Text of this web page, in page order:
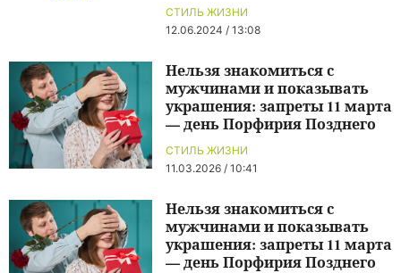
СТИЛЬ ЖИЗНИ
12.06.2024 / 13:08
СТИЛЬ ЖИЗНИ
11.03.2026 / 10:41
Нельзя знакомиться с
мужчинами и показывать
украшения: запреты 11 марта
— день Порфирия Позднего
Нельзя знакомиться с
мужчинами и показывать
украшения: запреты 11 марта
— день Порфирия Позднего